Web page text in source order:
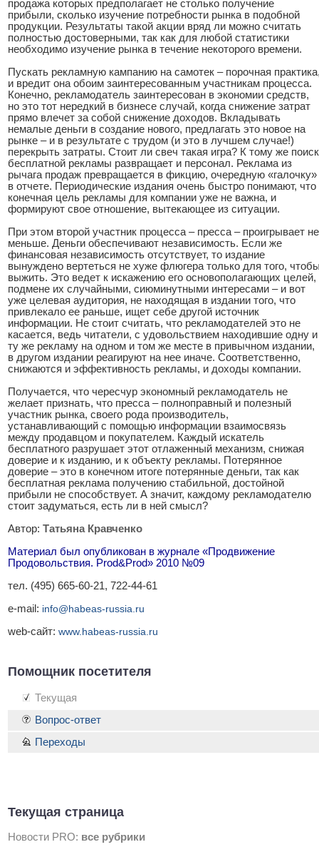
продажа которых предполагает не столько получение
прибыли, сколько изучение потребности рынка в подобной
продукции. Результаты такой акции вряд ли можно считать
полностью достоверными, так как для любой статистики
необходимо изучение рынка в течение некоторого времени.
Пускать рекламную кампанию на самотек – порочная
и вредит она обоим заинтересованным участникам процесса.
Конечно, рекламодатель заинтересован в экономии средств,
но это тот нередкий в бизнесе случай, когда снижение затрат
прямо влечет за собой снижение доходов. Вкладывать
немалые деньги в создание нового, предлагать это новое на
рынке – и в результате с трудом (и это в лучшем случае!)
перекрыть затраты. Стоит ли свеч такая игра? К тому же поиск
бесплатной рекламы развращает и персонал. Реклама из
рычага продаж превращается в фикцию, очередную «галочку»
в отчете. Периодические издания очень быстро понимают, что
конечная цель рекламы для компании уже не важна, и
формируют свое отношение, вытекающее из ситуации.
При этом второй участник процесса – пресса – проигрывает не
меньше. Деньги обеспечивают независимость. Если же
финансовая независимость отсутствует, то издание
вынуждено вертеться не хуже флюгера только для того,
выжить. Это ведет к искажению его основополагающих целей,
подмене их случайными, сиюминутными интересами – и вот
уже целевая аудитория, не находящая в издании того, что
привлекало ее раньше, ищет себе другой источник
информации. Не стоит считать, что рекламодателей это не
касается, ведь читатели, с удовольствием находившие одну и
ту же рекламу на одном и том же месте в привычном издании,
в другом издании реагируют на нее иначе. Соответственно,
снижаются и эффективность рекламы, и доходы компании.
Получается, что чересчур экономный рекламодатель не
желает признать, что пресса – полноправный и полезный
участник рынка, своего рода производитель,
устанавливающий с помощью информации взаимосвязь
между продавцом и покупателем. Каждый искатель
бесплатного разрушает этот отлаженный механизм, снижая
доверие и к изданию, и к объекту рекламы. Потерянное
доверие – это в конечном итоге потерянные деньги, так как
бесплатная реклама получению стабильной, достойной
прибыли не способствует. А значит, каждому рекламодателю
стоит задуматься, есть ли в ней смысл?
Автор: Татьяна Кравченко
Материал был опубликован в журнале «Продвижение
Продовольствия. Prod&Prod» 2010 №09
тел. (495) 665-60-21, 722-44-61
e-mail: info@habeas-russia.ru
web-сайт: www.habeas-russia.ru
Помощник посетителя
Текущая
Текущая страница
Новости PRO: все рубрики
Вопрос-ответ
Переходы